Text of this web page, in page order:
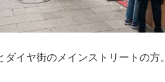
ダイヤ街のメインストリートの方。